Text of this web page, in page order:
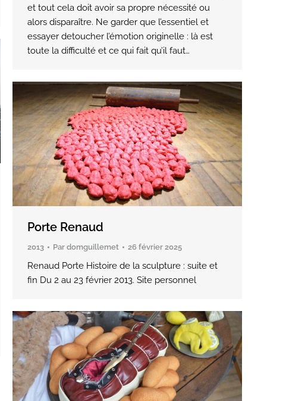
et tout cela doit avoir sa propre nécessité ou
alors disparaître. Ne garder que l’essentiel et
essayer detoucher l’émotion originelle : là est
toute la difficulté et ce qui fait qu’il faut…
Porte Renaud
2013 Par domguillemet 26 février 2025
Renaud Porte Histoire de la sculpture : suite et
fin Du 2 au 23 février 2013. Site personnel